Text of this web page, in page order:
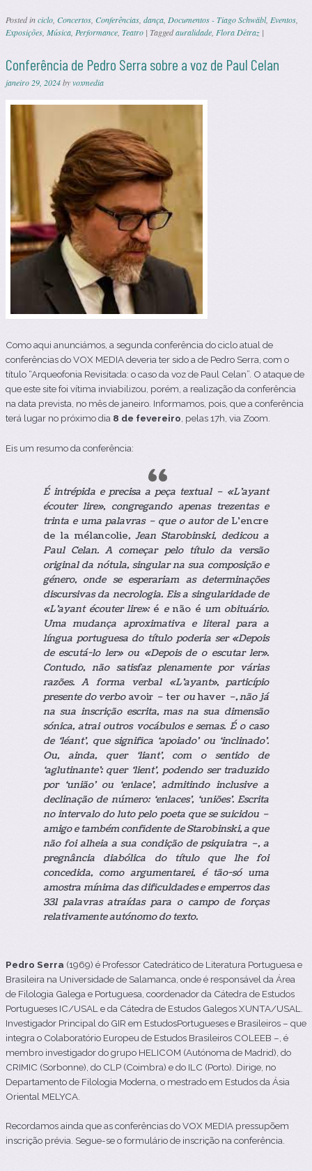
Posted inciclo Concertos Conferências dança Documentos - Tiago Schwäbl, Eventos
Exposições Música Performance Teatro | Taggedauralidade Flora Détraz |
Conferência de Pedro Serra sobre a voz de Paul Celan
janeiro 29, 2024byvoxmedia
Como aqui anunciámos, a segunda conferência do ciclo atual de
conferências do VOX MEDIA deveria ter sido a de Pedro Serra, com o
título “Arqueofonia Revisitada: o caso da voz de Paul Celan”. O ataque de
que este site foi vítima inviabilizou, porém, a realização da conferência
na data prevista, no mês de janeiro. Informamos, pois, que a conferência
terá lugar no próximo dia 8 de fevereiro, pelas 17h, via Zoom.
Eis um resumo da conferência:
É intrépida e precisa a peça textual – «L’ayant
écouter lire», congregando apenas trezentas e
trinta e uma palavras – que o autor de L’encre
de la mélancolie, Jean Starobinski, dedicou a
Paul Celan. A começar pelo título da versão
original da nótula, singular na sua composição e
género, onde se esperariam as determinações
discursivas da necrologia. Eis a singularidade de
«L’ayant écouter lire»: é e não é um obituário.
Uma mudança aproximativa e literal para a
língua portuguesa do título poderia ser «Depois
de escutá-lo ler» ou «Depois de o escutar ler».
Contudo, não satisfaz plenamente por várias
razões. A forma verbal «L’ayant», particípio
presente do verbo avoir –ter ou haver–, não já
na sua inscrição escrita, mas na sua dimensão
sónica, atrai outros vocábulos e semas. É o caso
de ‘léant’, que significa ‘apoiado’ ou ‘inclinado’.
Ou, ainda, quer ‘liant’, com o sentido de
‘aglutinante’; quer ‘lient’, podendo ser traduzido
por ‘união’ ou ‘enlace’, admitindo inclusive a
declinação de número: ‘enlaces’, ‘uniões’. Escrita
no intervalo do luto pelo poeta que se suicidou –
amigo e também confidente de Starobinski, a que
não foi alheia a sua condição de psiquiatra –, a
pregnância diabólica do título que lhe foi
concedida, como argumentarei, é tão-só uma
amostra mínima das dificuldades e emperros das
331 palavras atraídas para o campo de forças
relativamente autónomo do texto.
Pedro Serra (1969) é Professor Catedrático de Literatura Portuguesa e
Brasileira na Universidade de Salamanca, onde é responsável da Área
de Filologia Galega e Portuguesa, coordenador da Cátedra de Estudos
Portugueses IC/USAL e da Cátedra de Estudos Galegos XUNTA/USAL.
Investigador Principal do GIR em EstudosPortugueses e Brasileiros – que
integra o Colaboratório Europeu de Estudos Brasileiros COLEEB –, é
membro investigador do grupo HELICOM (Autónoma de Madrid), do
CRIMIC (Sorbonne), do CLP (Coimbra) e do ILC (Porto). Dirige, no
Departamento de Filologia Moderna, o mestrado em Estudos da Ásia
Oriental MELYCA.
Recordamos ainda que as conferências do VOX MEDIA pressupõem
inscrição prévia. Segue-se o formulário de inscrição na conferência.